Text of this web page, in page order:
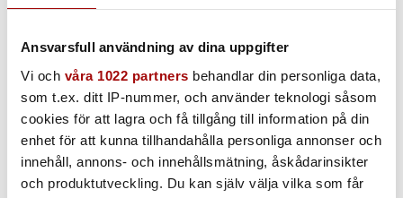
Ansvarsfull användning av dina uppgifter
Vi och våra 1022 partners behandlar din personliga data,
som t.ex. ditt IP-nummer, och använder teknologi såsom
cookies för att lagra och få tillgång till information på din
enhet för att kunna tillhandahålla personliga annonser och
innehåll, annons- och innehållsmätning, åskådarinsikter
och produktutveckling. Du kan själv välja vilka som får
Böj 90 grader
Ledat borstmunstycke, 200 mm
1st | 200mm